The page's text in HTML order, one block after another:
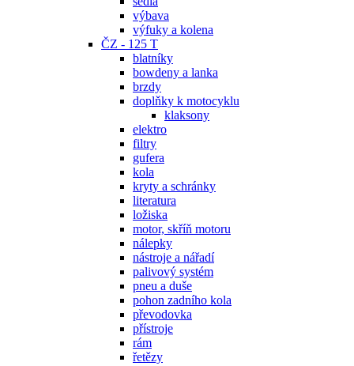
výbava
výfuky a kolena
ČZ - 125 T
blatníky
bowdeny a lanka
brzdy
doplňky k motocyklu
klaksony
elektro
filtry
gufera
kola
kryty a schránky
literatura
ložiska
motor, skříň motoru
nálepky
nástroje a nářadí
palivový systém
pneu a duše
pohon zadního kola
převodovka
přístroje
rám
řetězy